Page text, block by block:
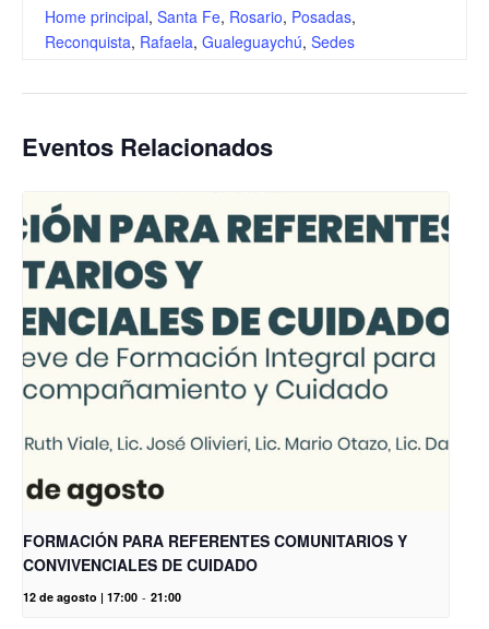
Home principal, Santa Fe, Rosario, Posadas,
Reconquista, Rafaela, Gualeguaychú, Sedes
Eventos Relacionados
FORMACIÓN PARA REFERENTES COMUNITARIOS Y
CONVIVENCIALES DE CUIDADO
12 de agosto | 17:00 - 21:00